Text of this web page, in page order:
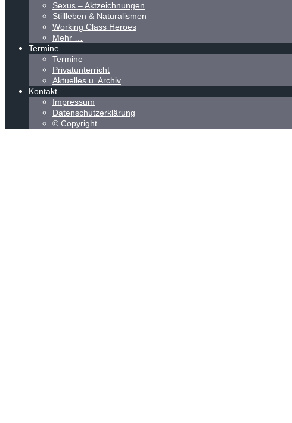
Sexus – Aktzeichnungen
Stillleben & Naturalismen
Working Class Heroes
Mehr …
Termine
Termine
Privatunterricht
Aktuelles u. Archiv
Kontakt
Impressum
Datenschutzerklärung
© Copyright